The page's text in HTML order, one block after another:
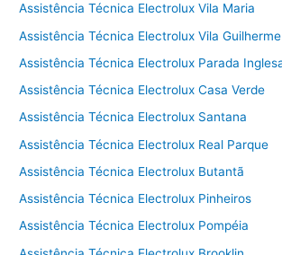
Assistência Técnica Electrolux Vila Maria
Assistência Técnica Electrolux Vila Guilherme
Assistência Técnica Electrolux Parada
Assistência Técnica Electrolux Casa Verde
Assistência Técnica Electrolux Santana
Assistência Técnica Electrolux Real Parque
Assistência Técnica Electrolux Butantã
Assistência Técnica Electrolux Pinheiros
Assistência Técnica Electrolux Pompéia